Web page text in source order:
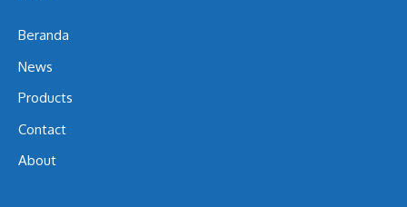
Beranda
News
Products
Contact
About